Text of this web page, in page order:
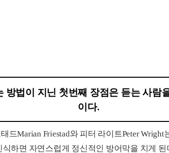
방법이 지닌 첫번째 장점은 듣는 사람
이다.
드Marian Friestad와 피터 라이트Peter
하면 자연스럽게 정신적인 방어막을 치게